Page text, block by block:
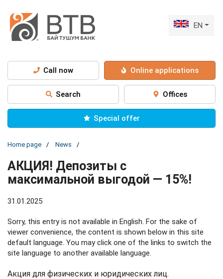
EN
Call now Online applications
Search Offices
Special offer
Home page News
АКЦИЯ! Депозиты с
максимальной выгодой — 15%!
31.01.2025
Sorry, this entry is not available in English. For the sake of
viewer convenience, the content is shown below in this site
default language. You may click one of the links to switch the
site language to another available language.
Акция для физических и юридических лиц.